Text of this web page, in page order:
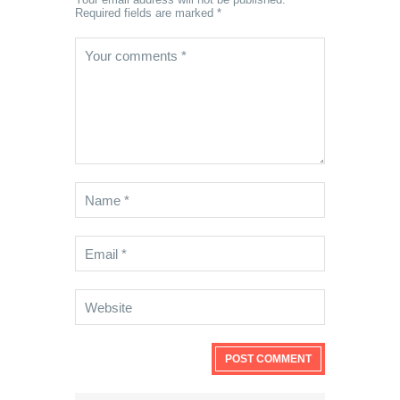
Required fields are marked *